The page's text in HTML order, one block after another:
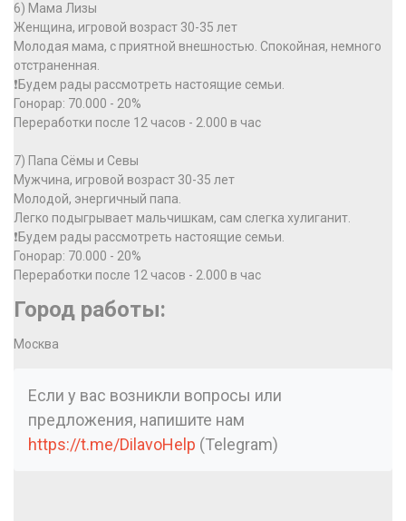
6) Мама Лизы
Женщина, игровой возраст 30-35 лет
Молодая мама, с приятной внешностью. Спокойная, немного
отстраненная.
❗️Будем рады рассмотреть настоящие семьи.
Гонорар: 70.000 - 20%
Переработки после 12 часов - 2.000 в час
7) Папа Сёмы и Севы
Мужчина, игровой возраст 30-35 лет
Молодой, энергичный папа.
Легко подыгрывает мальчишкам, сам слегка хулиганит.
❗️Будем рады рассмотреть настоящие семьи.
Гонорар: 70.000 - 20%
Переработки после 12 часов - 2.000 в час
Город работы:
Москва
Если у вас возникли вопросы или
предложения, напишите нам
https://t.me/DilavoHelp (Telegram)